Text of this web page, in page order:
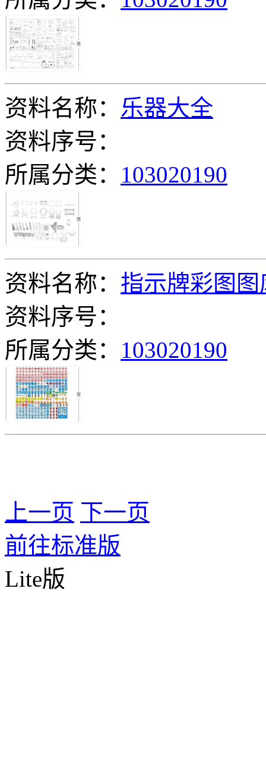
资料名称： 乐器大全
资料序号：
所属分类： 103020190
资料名称： 指示牌彩图图
资料序号：
所属分类： 103020190
上一页 下一页
前往标准版
Lite版